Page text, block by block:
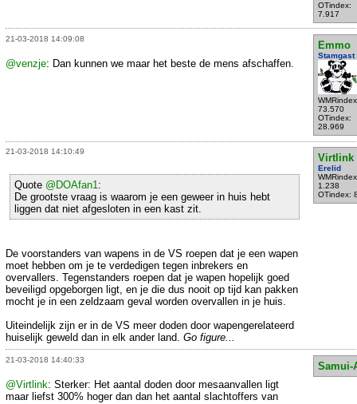
OTindex:
7.917
21-03-2018 14:09:08
Emmo
Stamgast
73.570
OTindex:
28.969
@venzje: Dan kunnen we maar het beste de mens afschaffen.
21-03-2018 14:10:49
Virtlink
Erelid
1.238
OTindex:
Quote @DOAfan1:
De grootste vraag is waarom je een geweer in huis hebt
liggen dat niet afgesloten in een kast zit.
De voorstanders van wapens in de VS roepen dat je een wapen
moet hebben om je te verdedigen tegen inbrekers en
overvallers. Tegenstanders roepen dat je wapen hopelijk goed
beveiligd opgeborgen ligt, en je die dus nooit op tijd kan pakken
mocht je in een zeldzaam geval worden overvallen in je huis.
Uiteindelijk zijn er in de VS meer doden door wapengerelateerd
huiselijk geweld dan in elk ander land. Go figure...
21-03-2018 14:40:33
Samui-
@Virtlink: Sterker: Het aantal doden door mesaanvallen ligt
maar liefst 300% hoger dan dan het aantal slachtoffers van